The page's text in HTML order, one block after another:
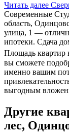
Читать далее
Современные
область,
улица, 1 —
ипотеки. Сдача
Площадь квартир
вы сможете
именно вашим
выгодным
Другие
лес,